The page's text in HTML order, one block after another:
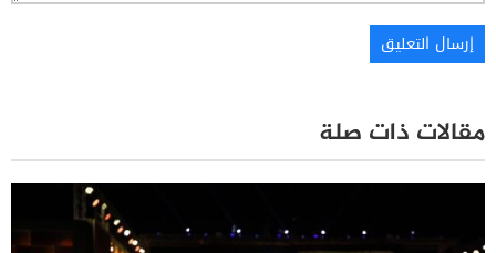
مقالات ذات صلة